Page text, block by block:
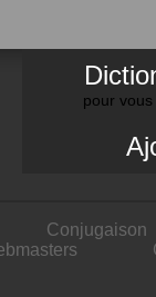
pour
Conjugaison